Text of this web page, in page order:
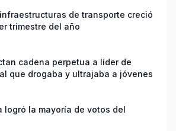
de transporte creció
trimestre del año
cadena perpetua a líder de
que drogaba y ultrajaba a jóvenes
logró la mayoría de votos del